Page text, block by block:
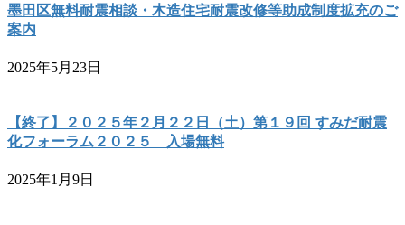
墨田区無料耐震相談・木造住宅耐震改修等助成制度拡充のご
案内
2025年5月23日
【終了】２０２５年２月２２日（土）第１９回 すみだ耐震
化フォーラム２０２５ 入場無料
2025年1月9日